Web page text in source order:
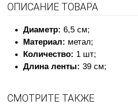
ОПИСАНИЕ ТОВАРА
Диаметр: 6,5 см;
Материал: метал;
Количество: 1 шт;
Длина ленты: 39 см;
СМОТРИТЕ ТАКЖЕ